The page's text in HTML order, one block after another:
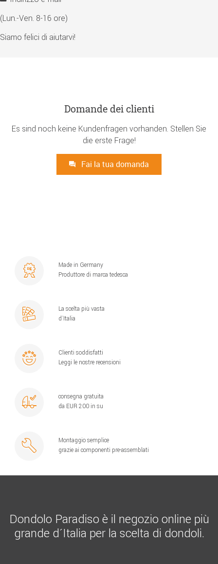
(Lun.-Ven. 8-16 ore)
Siamo felici di aiutarvi!
Domande dei clienti
Es sind noch keine Kundenfragen vorhanden. Stellen Sie
die erste Frage!
Fai la tua domanda
Made in Germany
Produttore di marca tedesca
La scelta più vasta
d´Italia
Clienti soddisfatti
Leggi le nostre recensioni
consegna gratuita
da EUR 200 in su
Montaggio semplice
grazie ai componenti pre-assemblati
Dondolo Paradiso è il negozio online più
grande d´Italia per la scelta di dondoli.